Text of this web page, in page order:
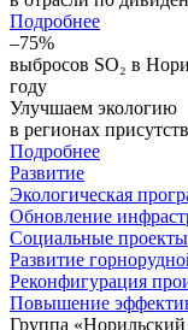
Подробнее
–75%
выбросов SO₂ в
году
Улучшаем экологию
в регионах
Подробнее
Развитие
Экологическая
Обновление
Социальные проекты
Развитие
Реконфигурация
Повышение
Группа